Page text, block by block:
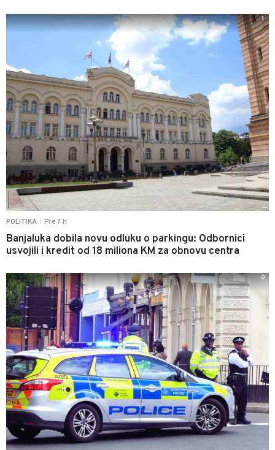
POLITIKA Pre 7 h
Banjaluka dobila novu odluku o parkingu: Odbornici
usvojili i kredit od 18 miliona KM za obnovu centra
1
0